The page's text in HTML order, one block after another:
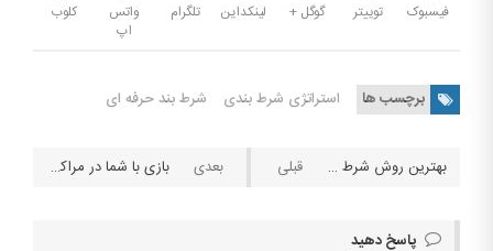
فیسبوک توییتر گوگل + لینکداین تلگرام
واتس
اپ
کلوب
برچسب ها استراتژی شرط بندی شرط بند حرفه ای
بهترین روش شرط بندی فوتبال چیست؟ بازی با شما در مراکز قمار
پاسخ دهید